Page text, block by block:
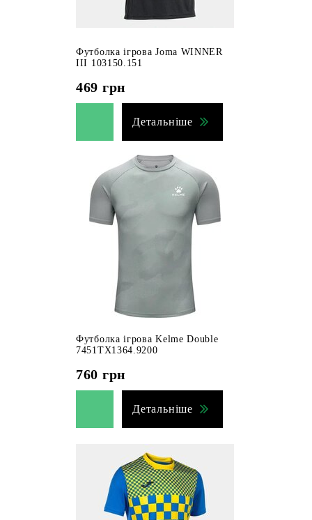
Футболка ігрова Joma WINNER
III 103150.151
469 грн
Детальніше
Футболка ігрова Kelme Double
7451TX1364.9200
760 грн
Детальніше